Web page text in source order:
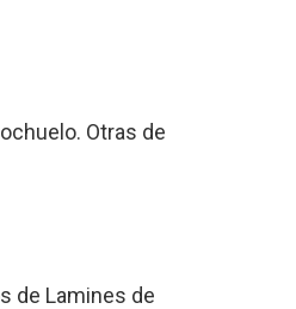
Otras de
de Lamines de